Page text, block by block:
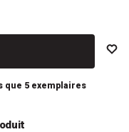
que 5 exemplaires